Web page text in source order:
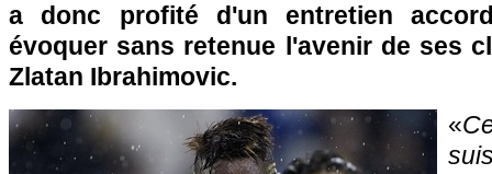
a donc profité d'un entretien
évoquer sans retenue l'avenir de ses
Zlatan Ibrahimovic.
«